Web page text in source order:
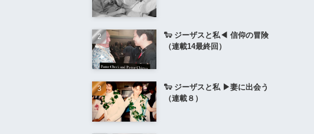
🐑 ジーザスと私◀︎ 信仰の冒険
（連載14最終回）
🐑 ジーザスと私 ▶︎妻に出会う
（連載８）